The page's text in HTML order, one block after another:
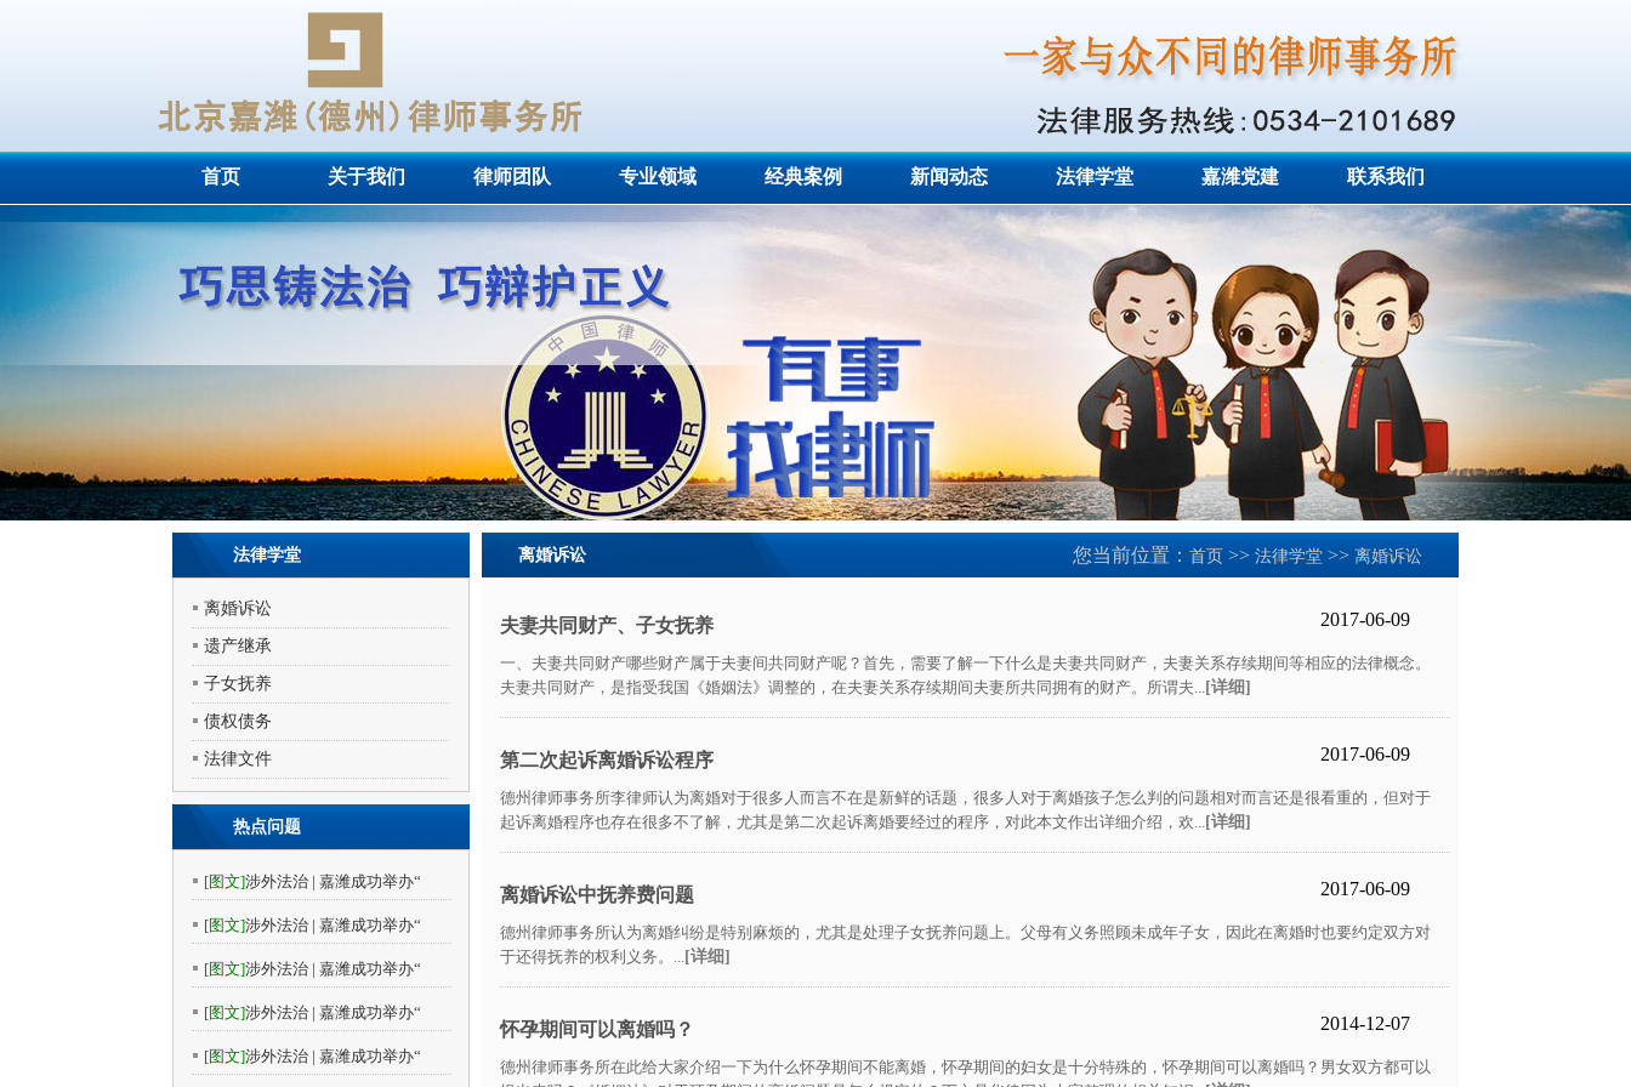
首页 关于我们 律师团队 专业领域 经典案例 新闻动态 法律学堂 嘉潍党建 联系我们
法律学堂
离婚诉讼
遗产继承
子女抚养
债权债务
法律文件
热点问题
[图文]涉外法治 | 嘉潍成功举办“
[图文]涉外法治 | 嘉潍成功举办“
[图文]涉外法治 | 嘉潍成功举办“
[图文]涉外法治 | 嘉潍成功举办“
[图文]涉外法治 | 嘉潍成功举办“
离婚诉讼 您当前位置： 首页>> 法律学堂>> 离婚诉讼
夫妻共同财产、子女抚养
一、夫妻共同财产哪些财产属于夫妻间共同财产呢？首先，需要了解一下什么是夫妻共同财产，夫妻关系存续期间等相应的法律概念。
夫妻共同财产，是指受我国《婚姻法》调整的，在夫妻关系存续期间夫妻所共同拥有的财产。所谓夫...[详细]
2017-06-09
第二次起诉离婚诉讼程序
德州律师事务所李律师认为离婚对于很多人而言不在是新鲜的话题，很多人对于离婚孩子怎么判的问题相对而言还是很看重的，但对于
起诉离婚程序也存在很多不了解，尤其是第二次起诉离婚要经过的程序，对此本文作出详细介绍，欢...[详细]
2017-06-09
离婚诉讼中抚养费问题
德州律师事务所认为离婚纠纷是特别麻烦的，尤其是处理子女抚养问题上。父母有义务照顾未成年子女，因此在离婚时也要约定双方对
于还得抚养的权利义务。...[详细]
2017-06-09
怀孕期间可以离婚吗？
德州律师事务所在此给大家介绍一下为什么怀孕期间不能离婚，怀孕期间的妇女是十分特殊的，怀孕期间可以离婚吗？男女双方都可以
2014-12-07